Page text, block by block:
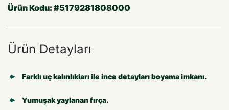
Ürün Kodu: #5179281808000
Ürün Detayları
Farklı uç kalınlıkları ile ince detayları boyama imkanı.
Yumuşak yaylanan fırça.